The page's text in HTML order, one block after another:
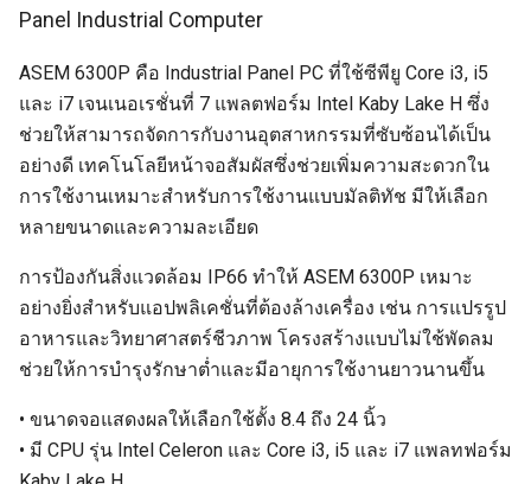
Panel Industrial Computer
ASEM 6300P คือ Industrial Panel PC ที่ใช้ซีพียู Core i3, i5
และ i7 เจนเนอเรชั่นที่ 7 แพลตฟอร์ม Intel Kaby Lake H ซึ่ง
ช่วยให้สามารถจัดการกับงานอุตสาหกรรมที่ซับซ้อนได้เป็น
อย่างดี เทคโนโลยีหน้าจอสัมผัสซึ่งช่วยเพิ่มความสะดวกใน
การใช้งานเหมาะสำหรับการใช้งานแบบมัลติทัช มีให้เลือก
หลายขนาดและความละเอียด
การป้องกันสิ่งแวดล้อม IP66 ทำให้ ASEM 6300P เหมาะ
อย่างยิ่งสำหรับแอปพลิเคชั่นที่ต้องล้างเครื่อง เช่น การแปรรูป
อาหารและวิทยาศาสตร์ชีวภาพ โครงสร้างแบบไม่ใช้พัดลม
ช่วยให้การบำรุงรักษาต่ำและมีอายุการใช้งานยาวนานขึ้น
• ขนาดจอแสดงผลให้เลือกใช้ตั้ง 8.4 ถึง 24 นิ้ว
• มี CPU รุ่น Intel Celeron และ Core i3, i5 และ i7 แพลทฟอร์ม